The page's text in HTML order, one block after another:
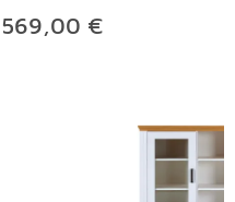
569,00 €